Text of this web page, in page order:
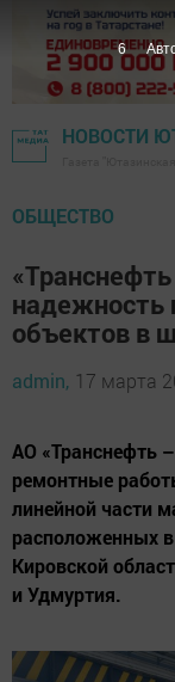
НОВОСТИ
ОБЩЕСТВО
надежность
объектов в
admin, 17 марта
АО «Транснефть
ремонтные
линейной части
расположенных
Кировской
и Удмуртия.
5